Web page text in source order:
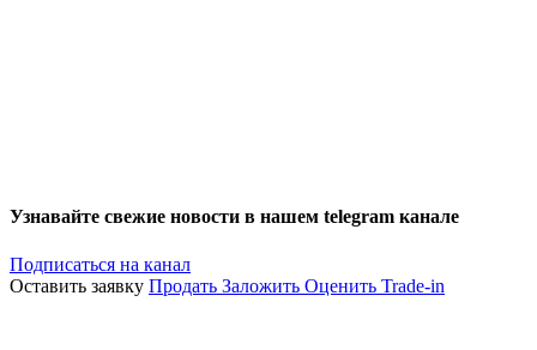
Узнавайте свежие новости в нашем telegram канале
Подписаться на канал
Оставить заявку Продать Заложить Оценить Trade-in